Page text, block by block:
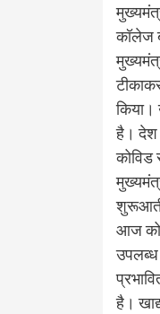
कॉलेज
किया।
है। देश
कोविड
आज
उपलब्ध
है।